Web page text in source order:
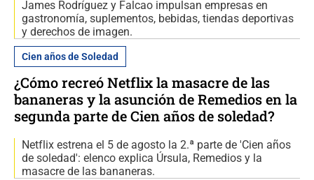
James Rodríguez y Falcao impulsan empresas en
gastronomía, suplementos, bebidas, tiendas deportivas
y derechos de imagen.
Cien años de Soledad
¿Cómo recreó Netflix la masacre de las
bananeras y la asunción de Remedios en la
segunda parte de Cien años de soledad?
Netflix estrena el 5 de agosto la 2.ª parte de 'Cien años
de soledad': elenco explica Úrsula, Remedios y la
masacre de las bananeras.